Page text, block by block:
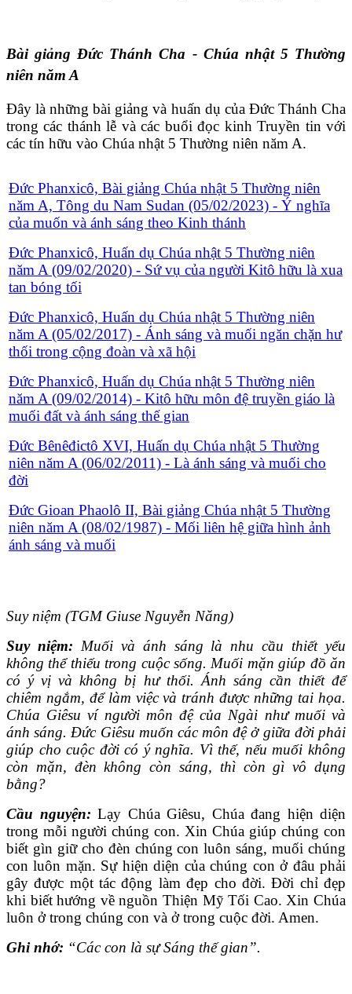
Bài giảng Đức Thánh Cha - Chúa nhật 5 Thường
niên năm A
Đây là những bài giảng và huấn dụ của Đức Thánh Cha
trong các thánh lễ và các buổi đọc kinh Truyền tin với
các tín hữu vào Chúa nhật 5 Thường niên năm A.
Đức Phanxicô, Bài giảng Chúa nhật 5 Thường niên
năm A, Tông du Nam Sudan (05/02/2023) - Ý nghĩa
của muốn và ánh sáng theo Kinh thánh
Đức Phanxicô, Huấn dụ Chúa nhật 5 Thường niên
năm A (09/02/2020) - Sứ vụ của người Kitô hữu là xua
tan bóng tối
Đức Phanxicô, Huấn dụ Chúa nhật 5 Thường niên
năm A (05/02/2017) - Ánh sáng và muối ngăn chặn hư
thối trong cộng đoàn và xã hội
Đức Phanxicô, Huấn dụ Chúa nhật 5 Thường niên
năm A (09/02/2014) - Kitô hữu môn đệ truyền giáo là
muối đất và ánh sáng thế gian
Đức Bênêđictô XVI, Huấn dụ Chúa nhật 5 Thường
niên năm A (06/02/2011) - Là ánh sáng và muối cho
đời
Đức Gioan Phaolô II, Bài giảng Chúa nhật 5 Thường
niên năm A (08/02/1987) - Mối liên hệ giữa hình ảnh
ánh sáng và muối
Suy niệm (TGM Giuse Nguyễn Năng)
Suy niệm: Muối và ánh sáng là nhu cầu thiết yếu
không thể thiếu trong cuộc sống. Muối mặn giúp đồ ăn
có ý vị và không bị hư thối. Ánh sáng cần thiết để
chiêm ngắm, để làm việc và tránh được những tai họa.
Chúa Giêsu ví người môn đệ của Ngài như muối và
ánh sáng. Ðức Giêsu muốn các môn đệ ở giữa đời phải
giúp cho cuộc đời có ý nghĩa. Vì thế, nếu muối không
còn mặn, đèn không còn sáng, thì còn gì vô dụng
bằng?
Cầu nguyện: Lạy Chúa Giêsu, Chúa đang hiện diện
trong mỗi người chúng con. Xin Chúa giúp chúng con
biết gìn giữ cho đèn chúng con luôn sáng, muối chúng
con luôn mặn. Sự hiện diện của chúng con ở đâu phải
gây được một tác động làm đẹp cho đời. Ðời chỉ đẹp
khi biết hướng về nguồn Thiện Mỹ Tối Cao. Xin Chúa
luôn ở trong chúng con và ở trong cuộc đời. Amen.
Ghi nhớ: “Các con là sự Sáng thế gian”.